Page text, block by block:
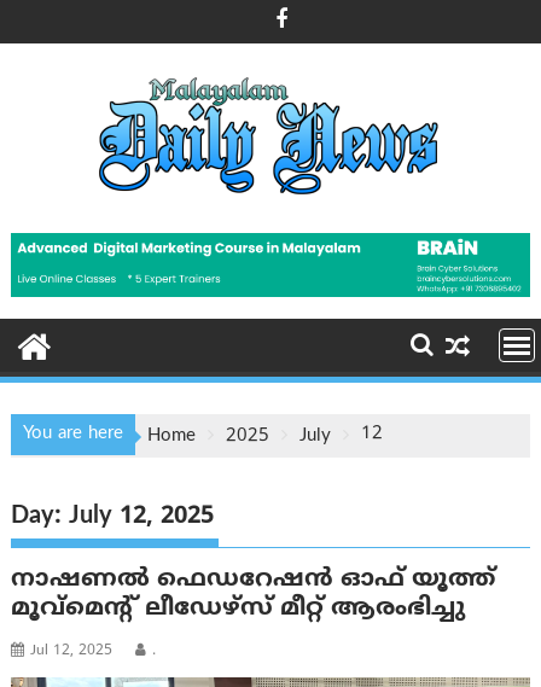
to
You are here Home 2025 July 12
Day:July 12, 2025
നാഷണൽ ഫെഡറേഷൻ ഓഫ് യൂത്ത്
മൂവ്മെന്റ് ലീഡേഴ്സ് മീറ്റ് ആരംഭിച്ചു
Jul 12, 2025 .